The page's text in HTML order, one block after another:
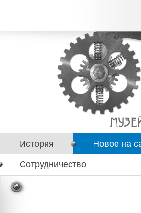
История Новое на
Сотрудничество